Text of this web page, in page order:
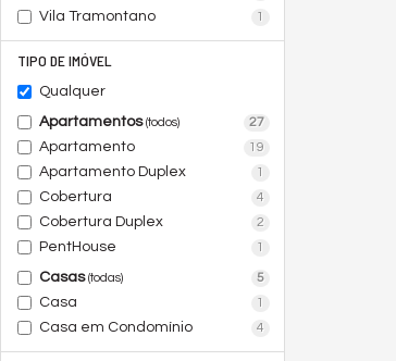
Vila Tramontano 1
TIPO DE IMÓVEL
Qualquer
Apartamentos(todos) 27
Apartamento 19
Apartamento Duplex 1
Cobertura 4
Cobertura Duplex 2
PentHouse 1
Casas(todas) 5
Casa 1
Casa em Condomínio 4